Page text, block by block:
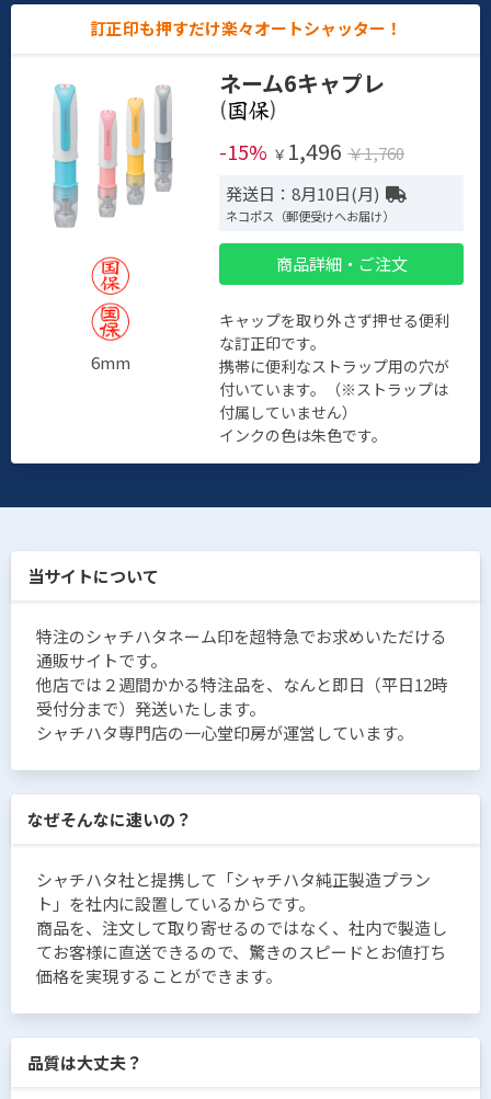
訂正印も押すだけ楽々オートシャッター！
6mm
ネーム6キャプレ
(
)
-15% ￥ 1,496 ￥1,760
発送日：8月10日(月)
ネコポス（郵便受けへお届け）
商品詳細・ご注文
キャップを取り外さず押せる便利
な訂正印です。
携帯に便利なストラップ用の穴が
付いています。（※ストラップは
付属していません）
インクの色は朱色です。
当サイトについて
特注のシャチハタネーム印を超特急でお求めいただける
通販サイトです。
他店では２週間かかる特注品を、なんと即日（平日12時
受付分まで）発送いたします。
シャチハタ専門店の一心堂印房が運営しています。
なぜそんなに速いの？
シャチハタ社と提携して「シャチハタ純正製造プラン
ト」を社内に設置しているからです。
商品を、注文して取り寄せるのではなく、社内で製造し
てお客様に直送できるので、驚きのスピードとお値打ち
価格を実現することができます。
品質は大丈夫？